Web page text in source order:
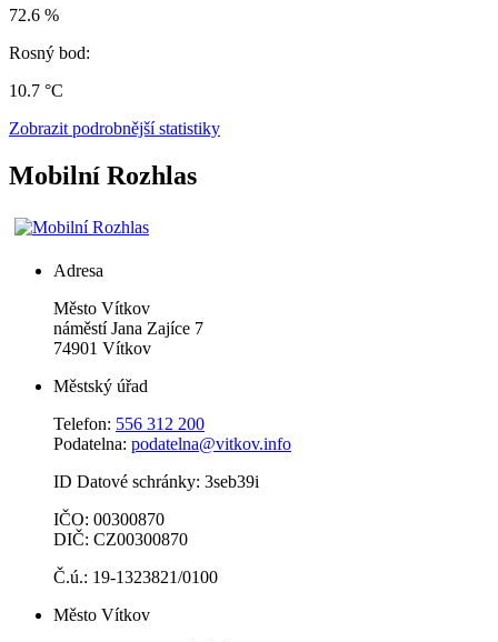
72.6 %
Rosný bod:
10.7 °C
Zobrazit podrobnější statistiky
Mobilní Rozhlas
Adresa
Město Vítkov
náměstí Jana Zajíce 7
74901 Vítkov
Městský úřad
Telefon: 556 312 200
Podatelna: podatelna@vitkov.info
ID Datové schránky: 3seb39i
IČO: 00300870
DIČ: CZ00300870
Č.ú.: 19-1323821/0100
Město Vítkov